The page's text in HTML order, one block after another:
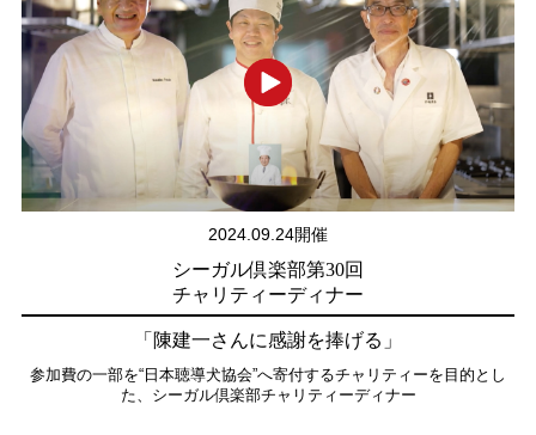
2024.09.24開催
シーガル倶楽部第30回
チャリティーディナー
「陳建一さんに感謝を捧げる」
参加費の一部を“日本聴導犬協会”へ寄付するチャリティーを目的とし
た、シーガル倶楽部チャリティーディナー